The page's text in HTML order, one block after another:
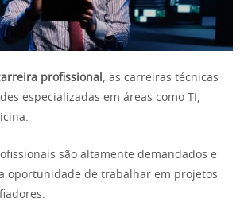
profissional , as carreiras técnicas
especializadas em áreas como TI,
são altamente demandados e
oportunidade de trabalhar em projetos